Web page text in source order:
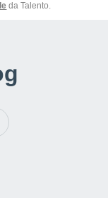
da Talento.